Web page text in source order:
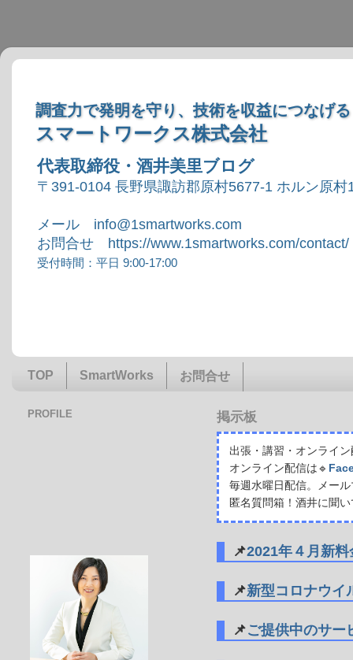
調査力で発明を守り、技術を収益につなげる
スマートワークス株式会社
代表取締役・酒井美里ブログ
〒391-0104 長野県諏訪郡原村5677-1 ホルン原村
メール info@1smartworks.com
お問合せ https://www.1smartworks.com/contact/
受付時間：平日 9:00-17:00
TOP SmartWorks お問合せ
掲示板
出張・講習・オンライ
オンライン配信は🔹
毎週水曜日配信。メー
匿名質問箱！酒井に聞
📌2021年４月新
📌新型コロナウイ
📌ご提供中のサー
PROFILE